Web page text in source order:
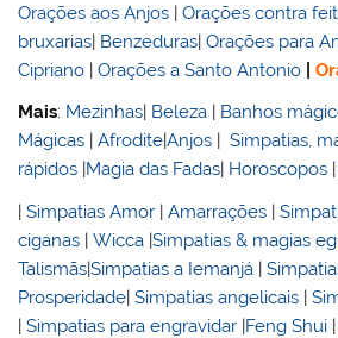
Orações aos Anjos |Orações contra
bruxarias| Benzeduras|Orações para
Cipriano |Orações a Santo Antonio |
Mais: Mezinhas| Beleza | Banhos
Mágicas |Afrodite|Anjos |Simpatias,
rápidos |Magia das Fadas| Horoscopos |
|Simpatias Amor |Amarrações |
ciganas |Wicca |Simpatias & magias
Talismãs|Simpatias a Iemanjá |
Prosperidade|Simpatias angelicais |
|Simpatias para engravidar |Feng Shui